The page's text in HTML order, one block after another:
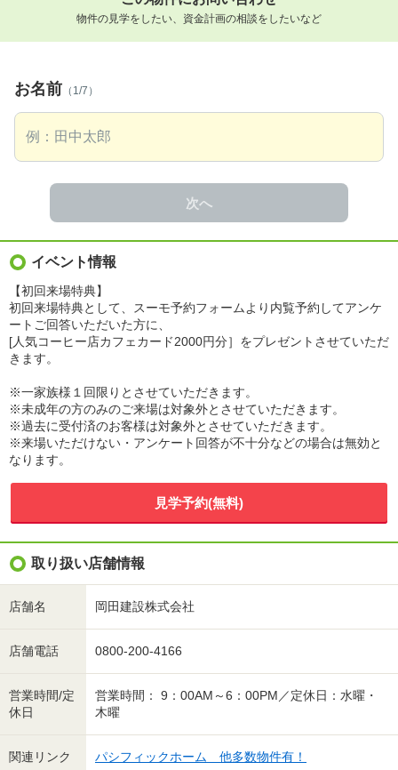
物件の見学をしたい、資金計画の相談をしたいなど
お名前 （1/7）
次へ
イベント情報
【初回来場特典】
初回来場特典として、スーモ予約フォームより内覧予約してアンケ
ートご回答いただいた方に、
[人気コーヒー店カフェカード2000円分］をプレゼントさせていただ
きます。
※一家族様１回限りとさせていただきます。
※未成年の方のみのご来場は対象外とさせていただきます。
※過去に受付済のお客様は対象外とさせていただきます。
※来場いただけない・アンケート回答が不十分などの場合は無効と
なります。
見学予約(無料)
取り扱い店舗情報
店舗名 岡田建設株式会社
店舗電話 0800-200-4166
営業時間/定
休日
営業時間： 9：00AM～6：00PM／定休日：水曜・
木曜
関連リンク
パシフィックホーム 他多数物件有！